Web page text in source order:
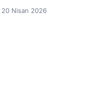
20 Nisan 2026